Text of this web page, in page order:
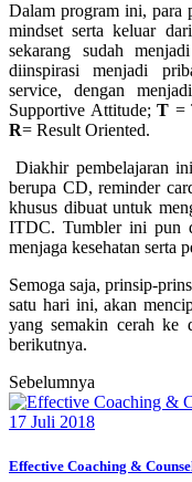
Dalam program ini, para
mindset serta keluar
sekarang sudah
diinspirasi menjadi
service, dengan
Supportive Attitude; T =
R= Result Oriented.
Diakhir pembelajaran
berupa CD, reminder
khusus dibuat untuk
ITDC. Tumbler ini pun
menjaga kesehatan serta
Semoga saja, prinsip-
satu hari ini, akan
yang semakin cerah ke
berikutnya.
Sebelumnya
Effective Coaching &